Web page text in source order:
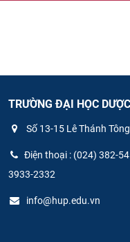
TRƯỜNG ĐẠI HỌC
Số 13-15 Lê Thánh
Điện thoại : (024) 382-
3933-2332
info@hup.edu.vn